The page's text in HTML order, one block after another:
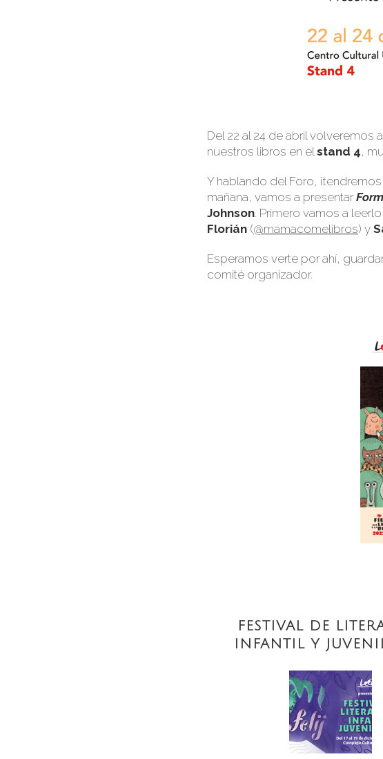
Del 22 al 24 de abrilvolveremos a
nuestros libros en elstand 4,
Y hablando del Foro,
mañana, vamos a presentar
Johnson. Primero vamos a
Florián (@mamacomelibros) y
Esperamos verte por ahí,
comité organizador.
FESTIVAL DE
INFANTIL Y